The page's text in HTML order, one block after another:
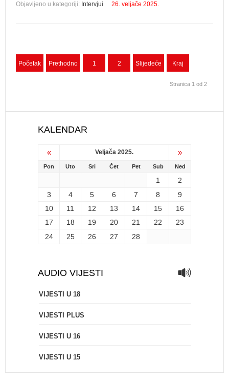
Objavljeno u kategoriji: Intervjui 26. veljače 2025.
Početak Prethodno 1 2 Slijedeće Kraj
Stranica 1 od 2
KALENDAR
« Veljača 2025. »
Pon Uto Sri Čet Pet Sub Ned
1
2
3
4 5 6 7 8
9
10
11 12 13 14 15
16
17
18 19 20 21 22
23
24
25 26 27 28
AUDIO VIJESTI
VIJESTI U 18
VIJESTI PLUS
VIJESTI U 16
VIJESTI U 15